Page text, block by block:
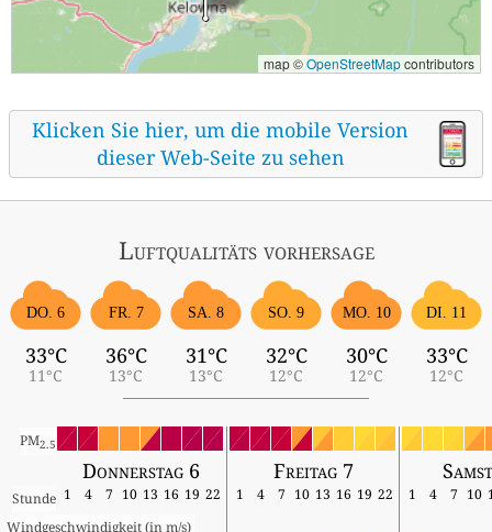
map ©OpenStreetMapcontributors
Klicken Sie hier, um die mobile Version
dieser Web-Seite zu sehen
Luftqualitäts vorhersage
DO. 6
33°C
11°C
FR. 7
36°C
13°C
SA. 8
31°C
13°C
SO. 9
32°C
12°C
MO. 10
30°C
12°C
DI. 11
33°C
12°C
PM2.5
Donnerstag 6 Freitag 7
Stunde 1 4 7 10 13 16 19 22 1 4 7 10 13 16 19 22 1 4 7 10
Windgeschwindigkeit (in m/s)